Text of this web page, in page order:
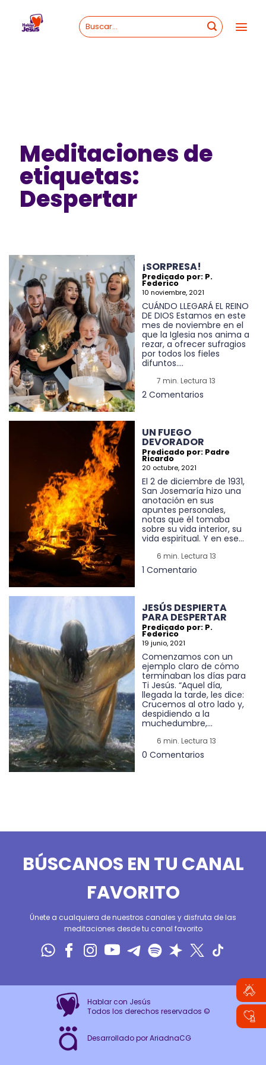
content
Meditaciones de
etiquetas:
Despertar
¡SORPRESA!
Predicado por: P.
Federico
10 noviembre, 2021
CUÁNDO LLEGARÁ EL REINO
DE DIOS Estamos en este
mes de noviembre en el
que la Iglesia nos anima a
rezar, a ofrecer sufragios
por todos los fieles
difuntos....
7 min. Lectura 13
2 Comentarios
UN FUEGO
DEVORADOR
Predicado por: Padre
Ricardo
20 octubre, 2021
El 2 de diciembre de 1931,
San Josemaría hizo una
anotación en sus
apuntes personales,
notas que él tomaba
sobre su vida interior, su
vida espiritual. Y en ese...
6 min. Lectura 13
1 Comentario
JESÚS DESPIERTA
PARA DESPERTAR
Predicado por: P.
Federico
19 junio, 2021
Comenzamos con un
ejemplo claro de cómo
terminaban los días para
Ti Jesús. “Aquel día,
llegada la tarde, les dice:
Crucemos al otro lado y,
despidiendo a la
muchedumbre,...
6 min. Lectura 13
0 Comentarios
BÚSCANOS EN TU CANAL
FAVORITO
Únete a cualquiera de nuestros canales y disfruta de las
meditaciones desde tu canal favorito
Hablar con Jesús
Todos los derechos reservados ©
Desarrollado por AriadnaCG